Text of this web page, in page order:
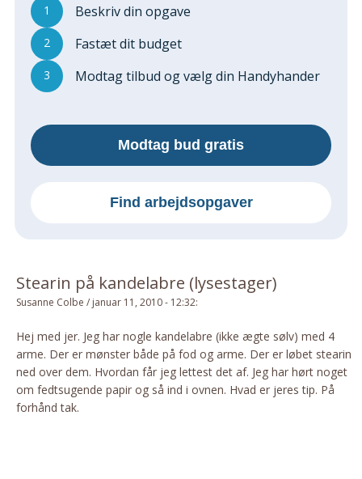
Indendørs
Udendørs
Kan Det Males?
MURER
Reparationer
Om Materialer
HANDYMAN
Tips Og Tricks
Kemi
Andet
Båd
GARTNER
1 Beskriv din opgave
2 Fastæt dit budget
3 Modtag tilbud og vælg din Handyhander
Modtag bud gratis
Find arbejdsopgaver
Stearin på kandelabre (lysestager)
Susanne Colbe / januar 11, 2010 - 12:32:
Hej med jer. Jeg har nogle kandelabre (ikke ægte sølv) med 4
arme. Der er mønster både på fod og arme. Der er løbet stearin
ned over dem. Hvordan får jeg lettest det af. Jeg har hørt noget
om fedtsugende papir og så ind i ovnen. Hvad er jeres tip. På
forhånd tak.